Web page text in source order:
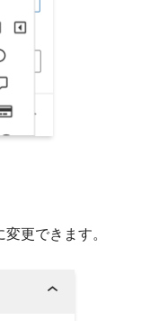
更できます。